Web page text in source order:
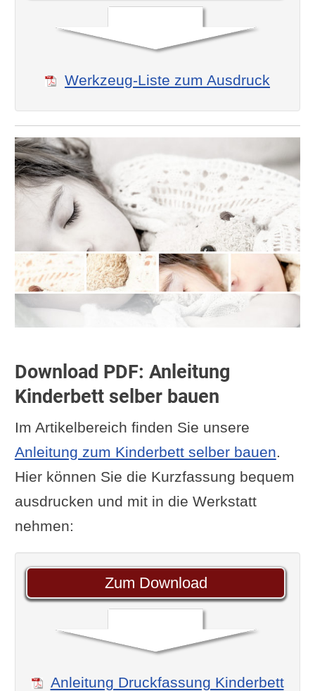
Werkzeug-Liste zum Ausdruck
Download PDF: Anleitung
Kinderbett selber bauen
Im Artikelbereich finden Sie unsere
Anleitung zum Kinderbett selber bauen.
Hier können Sie die Kurzfassung bequem
ausdrucken und mit in die Werkstatt
nehmen:
Zum Download
Anleitung Druckfassung Kinderbett